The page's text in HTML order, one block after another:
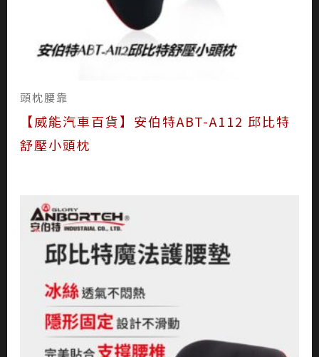
頭枕腰靠
【威能汽車百貨】安伯特ABT-A112 邱比特
舒壓小頭枕